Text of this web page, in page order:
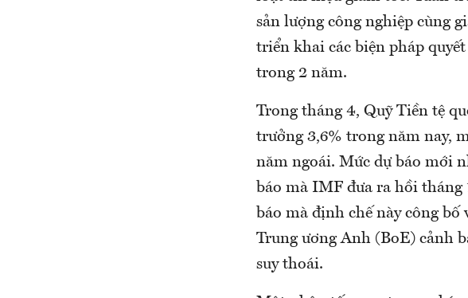
sản lượng công nghiệp cùng
triển khai các biện pháp
trong 2 năm.
Trong tháng 4, Quỹ Tiền tệ
trưởng 3,6% trong năm nay,
năm ngoái. Mức dự báo mới
báo mà IMF đưa ra hồi tháng
báo mà định chế này công
Trung ương Anh (BoE) cảnh
suy thoái.